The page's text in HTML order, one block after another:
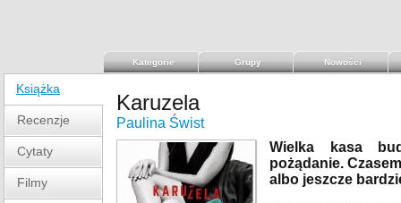
Kategorie Grupy Nowości
Książka
Recenzje
Cytaty
Filmy
Karuzela
Paulina Świst
Wielka kasa
pożądanie.
albo jeszcze